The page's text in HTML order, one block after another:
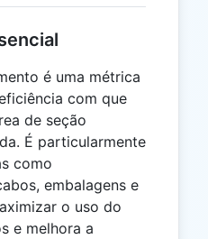
é uma métrica
com que
de seção
É particularmente
como
embalagens e
o uso do
e melhora a